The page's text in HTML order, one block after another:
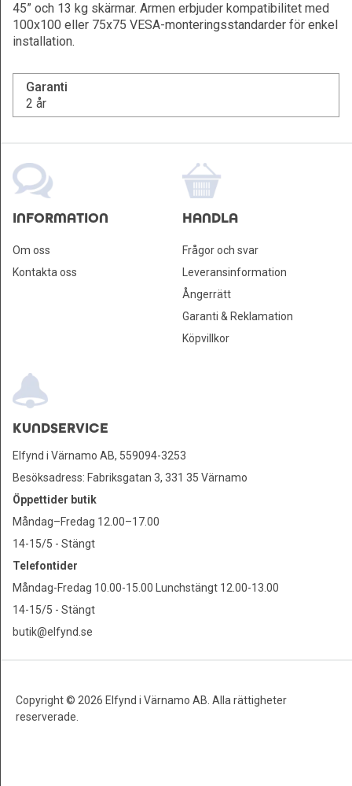
45” och 13 kg skärmar. Armen erbjuder kompatibilitet med
100x100 eller 75x75 VESA-monteringsstandarder för enkel
installation.
Garanti
2 år
INFORMATION
Om oss
Kontakta oss
HANDLA
Frågor och svar
Leveransinformation
Ångerrätt
Garanti & Reklamation
Köpvillkor
KUNDSERVICE
Elfynd i Värnamo AB, 559094-3253
Besöksadress: Fabriksgatan 3, 331 35 Värnamo
Öppettider butik
Måndag–Fredag 12.00–17.00
14-15/5 - Stängt
Telefontider
Måndag-Fredag 10.00-15.00 Lunchstängt 12.00-13.00
14-15/5 - Stängt
butik@elfynd.se
Copyright © 2026 Elfynd i Värnamo AB. Alla rättigheter
reserverade.